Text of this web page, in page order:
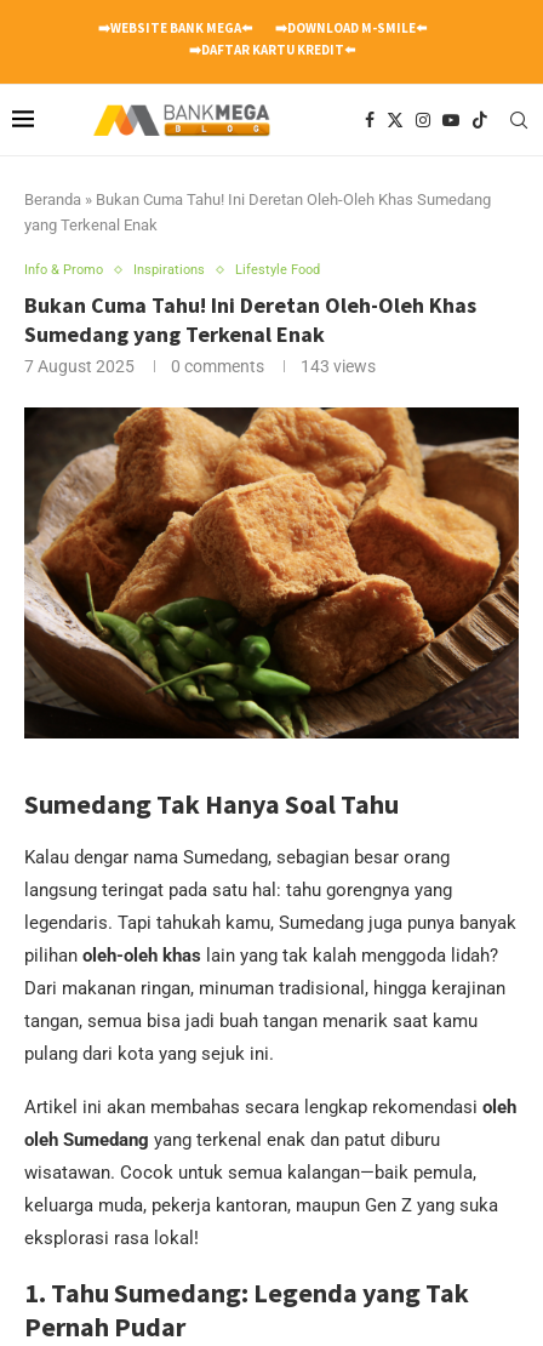
➡️WEBSITE BANK MEGA⬅️
➡️DOWNLOAD M-SMILE⬅️
➡️DAFTAR KARTU KREDIT⬅️
Beranda » Bukan Cuma Tahu! Ini Deretan Oleh-Oleh Khas Sumedang
yang Terkenal Enak
Info & Promo Inspirations Lifestyle Food
Bukan Cuma Tahu! Ini Deretan Oleh-Oleh Khas
Sumedang yang Terkenal Enak
7 August 2025 0 comments 143 views
Sumedang Tak Hanya Soal Tahu
Kalau dengar nama Sumedang, sebagian besar orang
langsung teringat pada satu hal: tahu gorengnya yang
legendaris. Tapi tahukah kamu, Sumedang juga punya banyak
pilihan oleh-oleh khas lain yang tak kalah menggoda lidah?
Dari makanan ringan, minuman tradisional, hingga kerajinan
tangan, semua bisa jadi buah tangan menarik saat kamu
pulang dari kota yang sejuk ini.
Artikel ini akan membahas secara lengkap rekomendasi oleh
oleh Sumedang yang terkenal enak dan patut diburu
wisatawan. Cocok untuk semua kalangan—baik pemula,
keluarga muda, pekerja kantoran, maupun Gen Z yang suka
eksplorasi rasa lokal!
1. Tahu Sumedang: Legenda yang Tak
Pernah Pudar